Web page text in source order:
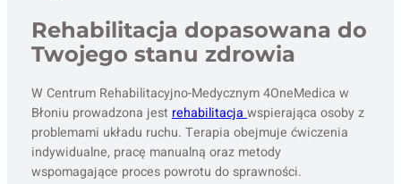
Rehabilitacja dopasowana do
Twojego stanu zdrowia
W Centrum Rehabilitacyjno-Medycznym 4OneMedica w
Błoniu prowadzona jestrehabilitacjawspierająca osoby z
problemami układu ruchu. Terapia obejmuje ćwiczenia
indywidualne, pracę manualną oraz metody
wspomagające proces powrotu do sprawności.